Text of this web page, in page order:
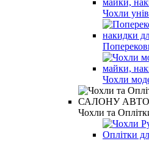
Чохли
Чохли
Чохли та